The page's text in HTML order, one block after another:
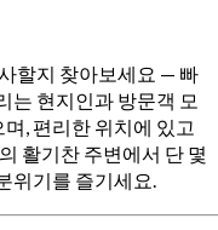
할지 찾아보세요 — 빠
는 현지인과 방문객 모
, 편리한 위치에 있고
활기찬 주변에서 단 몇
위기를 즐기세요.